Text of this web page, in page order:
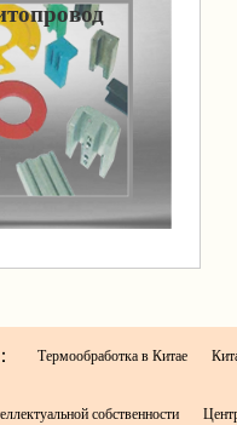
Термообработка в Китае
собственности